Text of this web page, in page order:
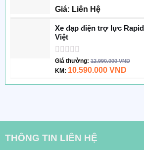
Được
xếp
hạng
0
5
sao
Giá: Liên Hệ
Xe đạp điện trợ lực
Việt
Được
xếp
hạng
0
Giá thường:12.990.000VND
KM: 10.590.000 VND
THÔNG TIN LIÊN HỆ